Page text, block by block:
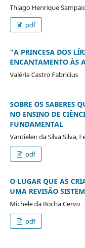
Thiago Henrique
pdf
"A PRINCESA DOS
ENCANTAMENTO ÀS
Valéria Castro Fabricius
SOBRE OS SABERES
NO ENSINO DE
FUNDAMENTAL
Vantielen da Silva Silva,
pdf
O LUGAR QUE AS
UMA REVISÃO
Michele da Rocha Cervo
pdf